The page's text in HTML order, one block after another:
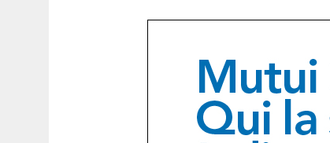
GLI ARTISTI DI MARTIGNACCO
FONDI ALLE UNIVERSITÀ DEL FRIULI